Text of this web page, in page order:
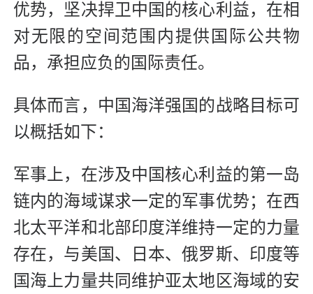
优势，坚决捍卫中国的核心利益，在相
对无限的空间范围内提供国际公共物
品，承担应负的国际责任。
具体而言，中国海洋强国的战略目标可
以概括如下：
军事上，在涉及中国核心利益的第一岛
链内的海域谋求一定的军事优势；在西
北太平洋和北部印度洋维持一定的力量
存在，与美国、日本、俄罗斯、印度等
国海上力量共同维护亚太地区海域的安